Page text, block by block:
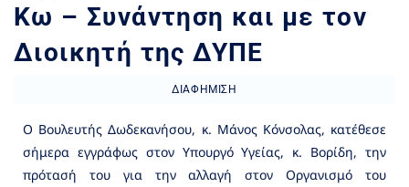
Κω – Συνάντηση και με τον
Διοικητή της ΔΥΠΕ
ΔΙΑΦΉΜΙΣΗ
Ο Βουλευτής Δωδεκανήσου, κ. Μάνος Κόνσολας, κατέθεσε
σήμερα εγγράφως στον Υπουργό Υγείας, κ. Βορίδη, την
πρότασή του για την αλλαγή στον Οργανισμό του